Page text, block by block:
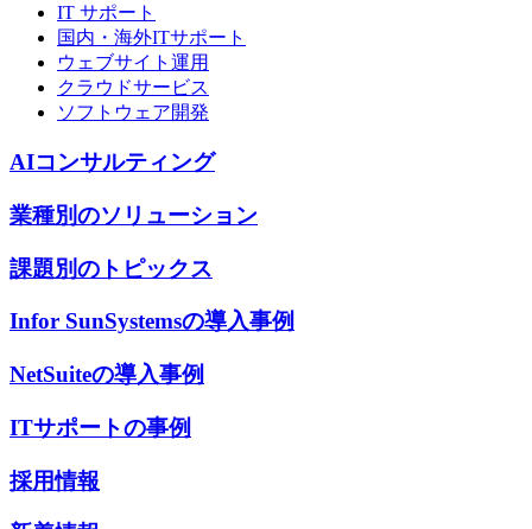
IT サポート
国内・海外ITサポート
ウェブサイト運用
クラウドサービス
ソフトウェア開発
AIコンサルティング
業種別のソリューション
課題別のトピックス
Infor SunSystemsの導入事例
NetSuiteの導入事例
ITサポートの事例
採用情報